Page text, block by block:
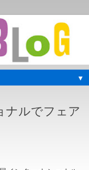
▼
ナルでフェア